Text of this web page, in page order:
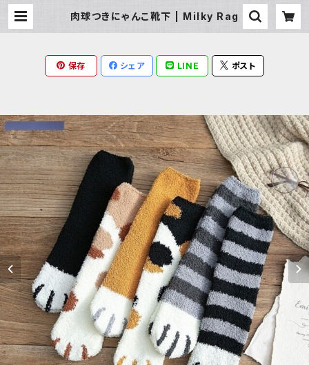
肉球つきにゃんこ靴下 | Milky Rag
保存 シェア LINE ポスト